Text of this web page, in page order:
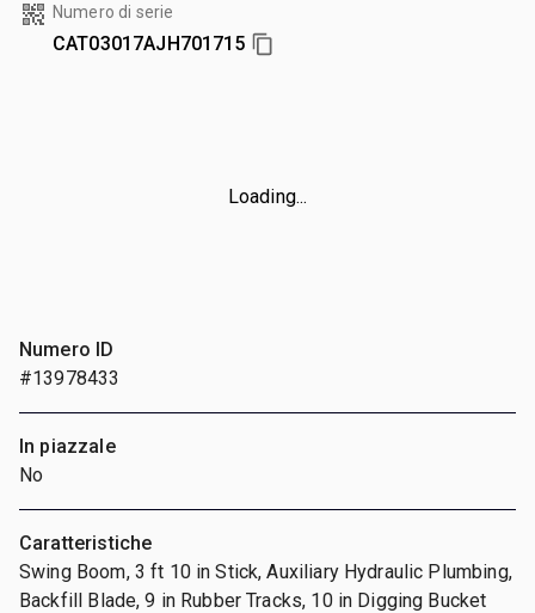
Numero di serie
CAT03017AJH701715
Loading...
Numero ID
#13978433
In piazzale
No
Caratteristiche
Swing Boom, 3 ft 10 in Stick, Auxiliary Hydraulic Plumbing,
Backfill Blade, 9 in Rubber Tracks, 10 in Digging Bucket